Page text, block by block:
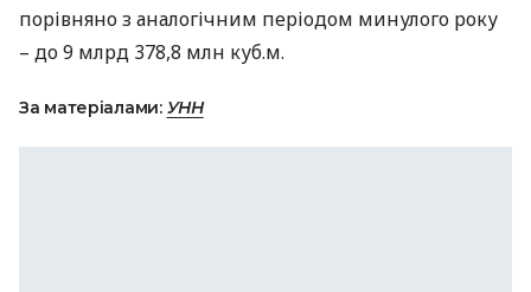
порівняно з аналогічним періодом минулого року
– до 9 млрд 378,8 млн куб.м.
За матеріалами: УНН